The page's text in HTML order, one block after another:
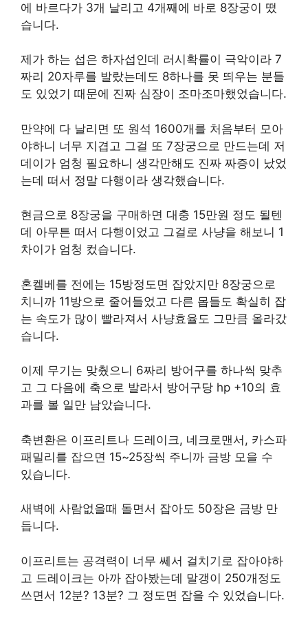
에 바르다가 3개 날리고 4개째에 바로 8장궁이 떴
습니다.
제가 하는 섭은 하자섭인데 러시확률이 극악이라 7
짜리 20자루를 발랐는데도 8하나를 못 띄우는 분들
도 있었기 때문에 진짜 심장이 조마조마했었습니다.
만약에 다 날리면 또 원석 1600개를 처음부터 모아
야하니 너무 지겹고 그걸 또 7장궁으로 만드는데 저
데이가 엄청 필요하니 생각만해도 진짜 짜증이 났었
는데 떠서 정말 다행이라 생각했습니다.
현금으로 8장궁을 구매하면 대충 15만원 정도 될텐
데 아무튼 떠서 다행이었고 그걸로 사냥을 해보니 1
차이가 엄청 컸습니다.
혼켈베를 전에는 15방정도면 잡았지만 8장궁으로
치니까 11방으로 줄어들었고 다른 몹들도 확실히 잡
는 속도가 많이 빨라져서 사냥효율도 그만큼 올라갔
습니다.
이제 무기는 맞췄으니 6짜리 방어구를 하나씩 맞추
고 그 다음에 축으로 발라서 방어구당 hp +10의 효
과를 볼 일만 남았습니다.
축변환은 이프리트나 드레이크, 네크로맨서, 카스파
패밀리를 잡으면 15~25장씩 주니까 금방 모을 수
있습니다.
새벽에 사람없을때 돌면서 잡아도 50장은 금방 만
듭니다.
이프리트는 공격력이 너무 쎄서 걸치기로 잡아야하
고 드레이크는 아까 잡아봤는데 말갱이 250개정도
쓰면서 12분? 13분? 그 정도면 잡을 수 있었습니다.